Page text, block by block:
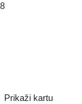
Prikaži kartu